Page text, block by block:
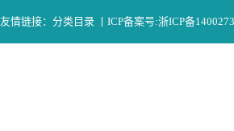
友情链接： 分类目录 ICP备案号:浙ICP备